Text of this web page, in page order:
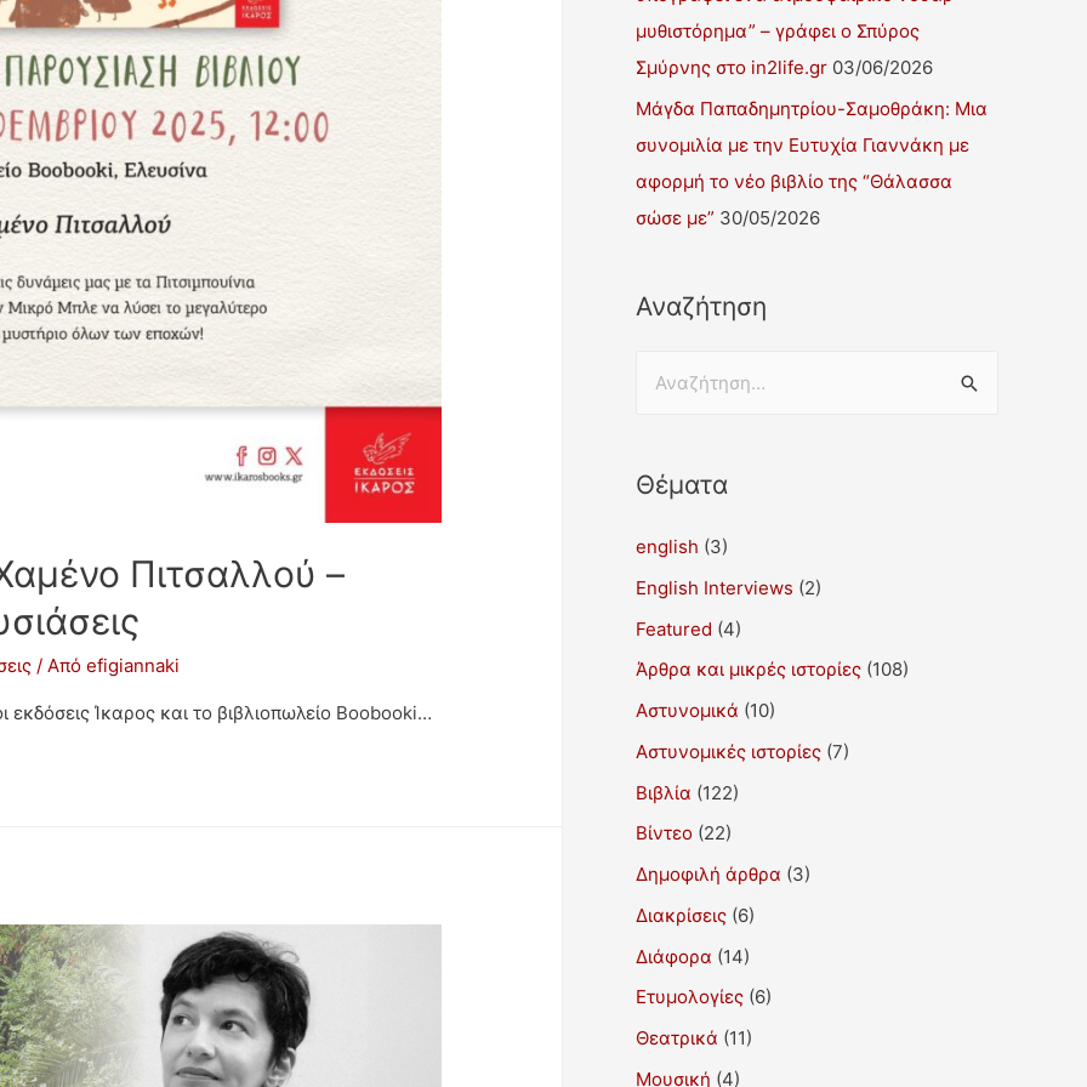
Πιτσαλλού –
/ Από efigiannaki
Ίκαρος και το βιβλιοπωλείο Boobooki…
μυθιστόρημα” – γράφει ο Σπύρος
Σμύρνης στο in2life.gr 03/06/2026
Μάγδα Παπαδημητρίου-Σαμοθράκη: Μια
συνομιλία με την Ευτυχία Γιαννάκη με
αφορμή το νέο βιβλίο της “Θάλασσα
σώσε με” 30/05/2026
Αναζήτηση
Θέματα
english (3)
English Interviews (2)
Featured (4)
Άρθρα και μικρές ιστορίες (108)
Αστυνομικά (10)
Αστυνομικές ιστορίες (7)
Βιβλία (122)
Βίντεο (22)
Δημοφιλή άρθρα (3)
Διακρίσεις (6)
Διάφορα (14)
Ετυμολογίες (6)
Θεατρικά (11)
Μουσική (4)